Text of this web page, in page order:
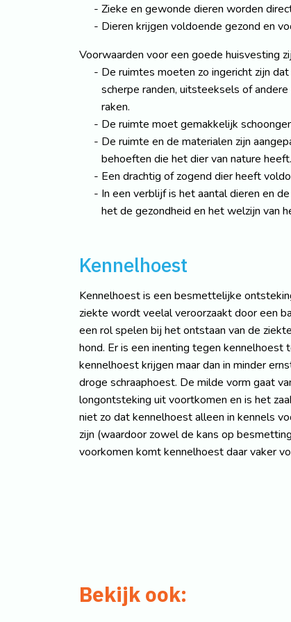
Zieke en gewonde dieren worden
Dieren krijgen voldoende gezond en
Voorwaarden voor een goede huisvesting
De ruimtes moeten zo ingericht zijn
scherpe randen, uitsteeksels of
raken.
De ruimte moet gemakkelijk
De ruimte en de materialen zijn
behoeften die het dier van nature heeft.
Een drachtig of zogend dier heeft
In een verblijf is het aantal dieren en
het de gezondheid en het welzijn van
Kennelhoest
Kennelhoest is een besmettelijke
ziekte wordt veelal veroorzaakt door een
een rol spelen bij het ontstaan van de
hond. Er is een inenting tegen
kennelhoest krijgen maar dan in minder
droge schraaphoest. De milde vorm gaat
longontsteking uit voortkomen en is het
niet zo dat kennelhoest alleen in kennels
zijn (waardoor zowel de kans op
voorkomen komt kennelhoest daar vaker
Bekijk ook: